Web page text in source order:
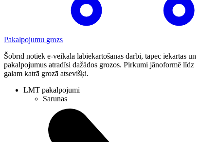
Pakalpojumu grozs
Šobrīd notiek e-veikala labiekārtošanas darbi, tāpēc iekārtas un
pakalpojumus atradīsi dažādos grozos. Pirkumi jānoformē līdz
galam katrā grozā atsevišķi.
LMT pakalpojumi
Sarunas